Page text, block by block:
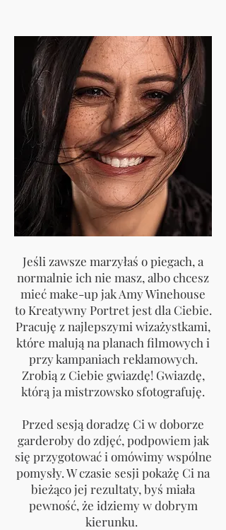
Jeśli zawsze marzyłaś o piegach, a
normalnie ich nie masz, albo chcesz
mieć make-up jak Amy Winehouse
to Kreatywny Portret jest dla Ciebie.
Pracuję z najlepszymi wizażystkami,
które malują na planach filmowych i
przy kampaniach reklamowych.
Zrobią z Ciebie gwiazdę! Gwiazdę,
którą ja mistrzowsko sfotografuję.
Przed sesją doradzę Ci w doborze
garderoby do zdjęć, podpowiem jak
się przygotować i omówimy wspólne
pomysły. W czasie sesji pokażę Ci na
bieżąco jej rezultaty, byś miała
pewność, że idziemy w dobrym
kierunku.